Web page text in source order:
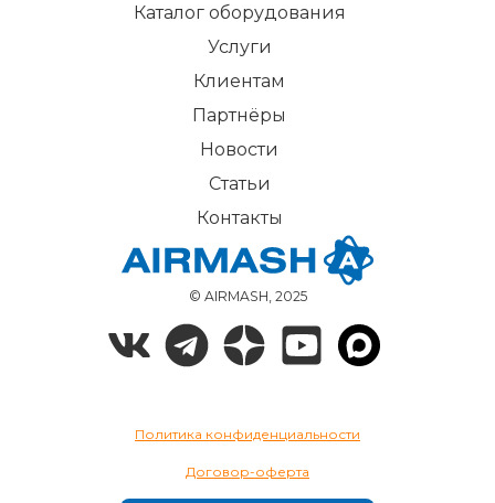
© AIRMASH, 2025
Каталог оборудования
Услуги
Клиентам
Партнёры
Новости
Статьи
Контакты
Политика конфиденциальности
Договор-оферта